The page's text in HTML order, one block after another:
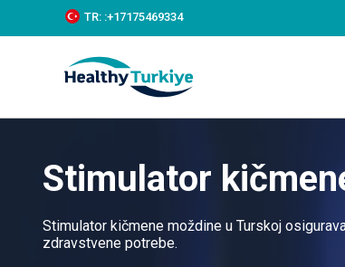
k
c
TR: :+‪17175469334‬
Stimulator
Stimulator kičmene moždine u Turskoj
zdravstvene potrebe.